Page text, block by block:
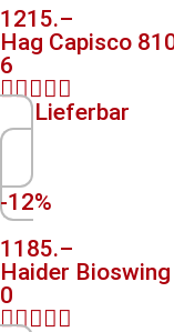
1215.–
Hag Capisco
6

Lieferbar
-12%
1185.–
Haider
0
